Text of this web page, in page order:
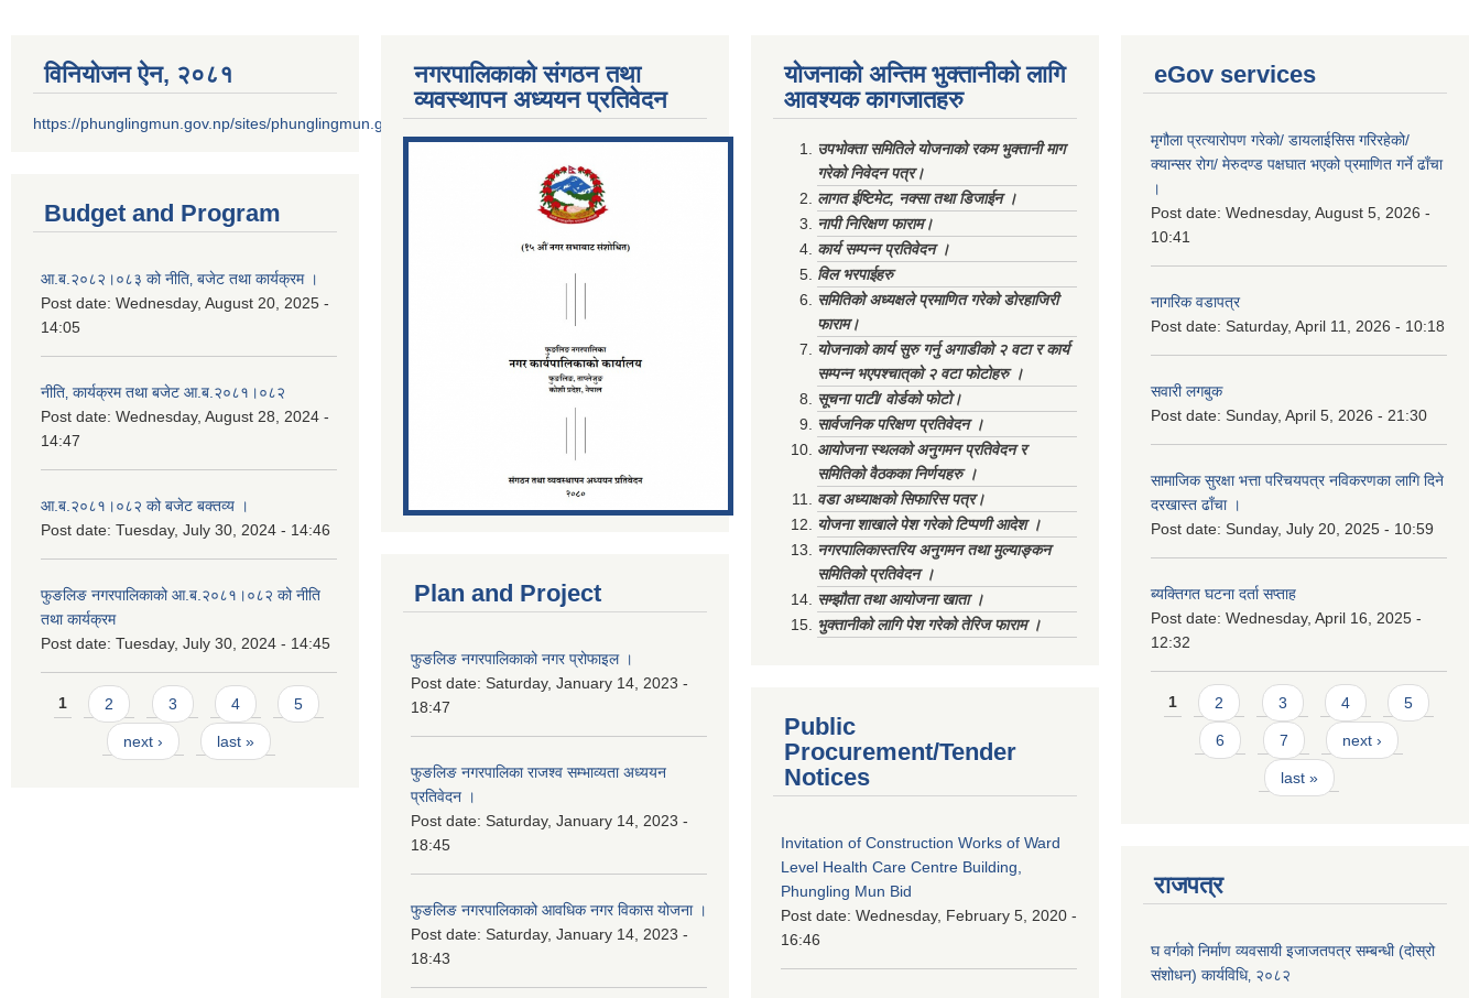
विनियोजन ऐन‚ २०८१
https://phunglingmun.gov.np/sites/phunglingmun.gov.np/files/documents/Al...
Budget and Program
आ.ब.२०८२।०८३ को नीति‚ बजेट तथा कार्यक्रम ।
Post date: Wednesday, August 20, 2025 -
14:05
नीति‚ कार्यक्रम तथा बजेट आ.ब.२०८१।०८२
Post date: Wednesday, August 28, 2024 -
14:47
आ.ब.२०८१।०८२ को बजेट बक्तव्य ।
Post date: Tuesday, July 30, 2024 - 14:46
फुङलिङ नगरपालिकाको आ.ब.२०८१।०८२ को नीति
तथा कार्यक्रम
Post date: Tuesday, July 30, 2024 - 14:45
Pages
1 2 3 4 5
next › last »
नगरपालिकाको संगठन तथा
व्यवस्थापन अध्ययन प्रतिवेदन
Plan and Project
फुङलिङ नगरपालिकाको नगर प्रोफाइल ।
Post date: Saturday, January 14, 2023 -
18:47
फुङलिङ नगरपालिका राजश्व सम्भाव्यता अध्ययन
प्रतिवेदन ।
Post date: Saturday, January 14, 2023 -
18:45
फुङलिङ नगरपालिकाको आवधिक नगर विकास योजना ।
Post date: Saturday, January 14, 2023 -
18:43
योजनाको अन्तिम भुक्तानीको लागि
आवश्यक कागजातहरु
उपभोक्ता समितिले योजनाको रकम भुक्तानी माग
गरेको निवेदन पत्र।
लागत ईष्टिमेट, नक्सा तथा डिजाईन ।
नापी निरिक्षण फाराम।
कार्य सम्पन्न प्रतिवेदन ।
विल भरपाईहरु
समितिको अध्यक्षले प्रमाणित गरेको डोरहाजिरी
फाराम।
योजनाको कार्य सुरु गर्नु अगाडीको २ वटा र कार्य
सम्पन्न भएपश्चात्‌को २ वटा फोटोहरु ।
सूचना पाटी/ वोर्डको फोटो।
सार्वजनिक परिक्षण प्रतिवेदन ।
आयोजना स्थलको अनुगमन प्रतिवेदन र
समितिको वैठकका निर्णयहरु ।
वडा अध्याक्षको सिफारिस पत्र।
योजना शाखाले पेश गरेको टिप्पणी आदेश ।
नगरपालिकास्तरिय अनुगमन तथा मुल्याङ्कन
समितिको प्रतिवेदन ।
सम्झौता तथा आयोजना खाता ।
भुक्तानीको लागि पेश गरेको तेरिज फाराम ।
Public
Procurement/Tender
Notices
Invitation of Construction Works of Ward
Level Health Care Centre Building,
Phungling Mun Bid
Post date: Wednesday, February 5, 2020 -
16:46
eGov services
मृगौला प्रत्यारोपण गरेको/ डायलाईसिस गरिरहेको/
क्यान्सर रोग/ मेरुदण्ड पक्षघात भएको प्रमाणित गर्ने ढाँचा
।
Post date: Wednesday, August 5, 2026 -
10:41
नागरिक वडापत्र
Post date: Saturday, April 11, 2026 - 10:18
सवारी लगबुक
Post date: Sunday, April 5, 2026 - 21:30
सामाजिक सुरक्षा भत्ता परिचयपत्र नविकरणका लागि दिने
दरखास्त ढाँचा ।
Post date: Sunday, July 20, 2025 - 10:59
ब्यक्तिगत घटना दर्ता सप्ताह
Post date: Wednesday, April 16, 2025 -
12:32
Pages
1 2 3 4 5
6 7 next ›
last »
राजपत्र
घ वर्गको निर्माण व्यवसायी इजाजतपत्र सम्बन्धी (दोस्रो
संशोधन) कार्यविधि‚ २०८२